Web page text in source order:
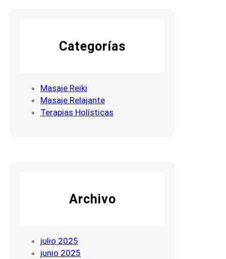
Categorías
Masaje Reiki
Masaje Relajante
Terapias Holísticas
Archivo
julio 2025
junio 2025